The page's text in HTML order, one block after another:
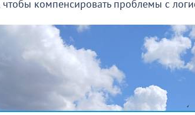
чтобы компенсировать проблемы с